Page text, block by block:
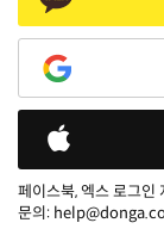
페이스북, 엑스 로그
문의: